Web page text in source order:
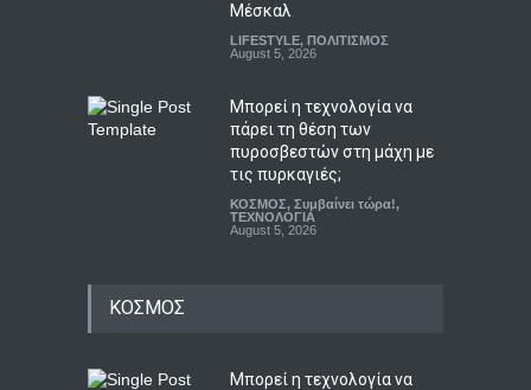
Μέσκαλ
LIFESTYLE, ΠΟΛΙΤΙΣΜΟΣ
August 5, 2026
Μπορεί η τεχνολογία να
πάρει τη θέση των
πυροσβεστών στη μάχη με
τις πυρκαγιές;
ΚΟΣΜΟΣ, Συμβαίνει τώρα!,
ΤΕΧΝΟΛΟΓΙΑ
August 5, 2026
ΚΟΣΜΟΣ
Μπορεί η τεχνολογία να